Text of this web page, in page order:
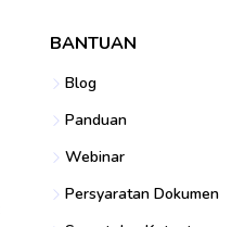
BANTUAN
Blog
Panduan
Webinar
Persyaratan Dokumen